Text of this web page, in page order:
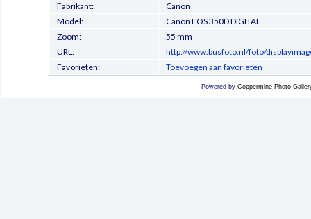
Fabrikant:
Canon
Model:
Canon EOS 350D DIGITAL
Zoom:
55 mm
URL:
http://www.busfoto.nl/foto/
Favorieten:
Toevoegen aan favorieten
Powered by Coppermine Photo